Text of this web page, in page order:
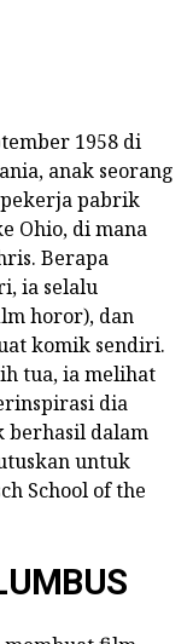
1958 di
anak seorang
pekerja pabrik
Ohio, di mana
Berapa
ia selalu
horor), dan
komik sendiri.
tua, ia melihat
dia
berhasil dalam
untuk
School of the